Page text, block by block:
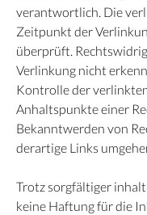
verantwortlich. Die
Zeitpunkt der
überprüft.
Verlinkung nicht
Kontrolle der
Anhaltspunkte einer
Bekanntwerden von
derartige Links
Trotz sorgfältiger
keine Haftung für die